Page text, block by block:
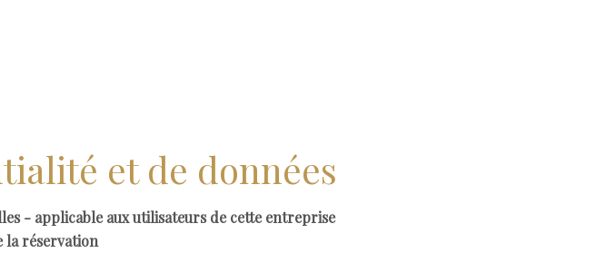
et de données
- applicable aux utilisateurs de cette entreprise
la réservation